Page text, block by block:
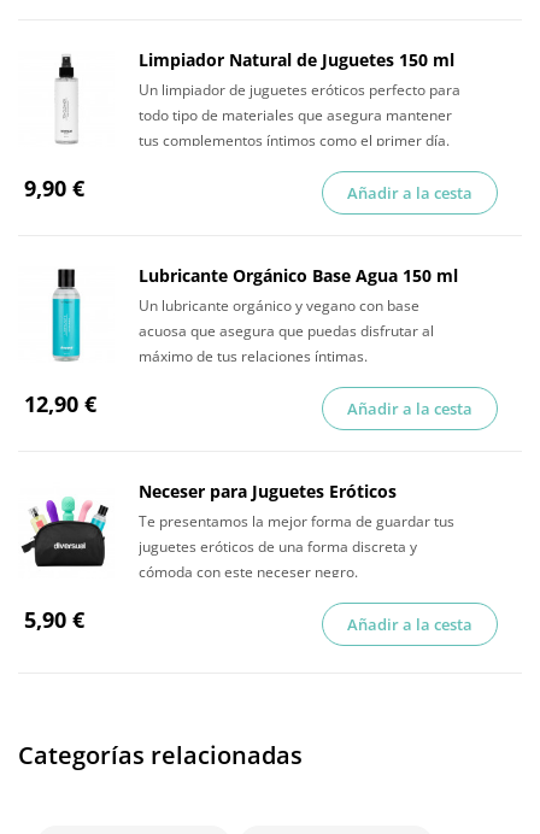
Limpiador Natural de Juguetes 150 ml
Un limpiador de juguetes eróticos perfecto para
todo tipo de materiales que asegura mantener
tus complementos íntimos como el primer día.
9,90 € Añadir a la cesta
Lubricante Orgánico Base Agua 150 ml
Un lubricante orgánico y vegano con base
acuosa que asegura que puedas disfrutar al
máximo de tus relaciones íntimas.
12,90 € Añadir a la cesta
Neceser para Juguetes Eróticos
Te presentamos la mejor forma de guardar tus
juguetes eróticos de una forma discreta y
cómoda con este neceser negro.
5,90 € Añadir a la cesta
Categorías relacionadas